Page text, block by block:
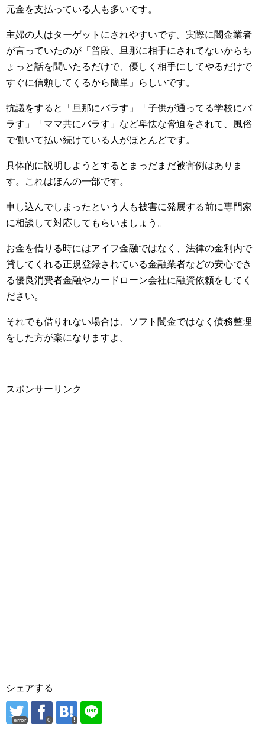
元金を支払っている人も多いです。
主婦の人はターゲットにされやすいです。実際に闇金業者
が言っていたのが「普段、旦那に相手にされてないからち
ょっと話を聞いたるだけで、優しく相手にしてやるだけで
すぐに信頼してくるから簡単」らしいです。
抗議をすると「旦那にバラす」「子供が通ってる学校にバ
ラす」「ママ共にバラす」など卑怯な脅迫をされて、風俗
で働いて払い続けている人がほとんどです。
具体的に説明しようとするとまっだまだ被害例はありま
す。これはほんの一部です。
申し込んでしまったという人も被害に発展する前に専門家
に相談して対応してもらいましょう。
お金を借りる時にはアイフ金融ではなく、法律の金利内で
貸してくれる正規登録されている金融業者などの安心でき
る優良消費者金融やカードローン会社に融資依頼をしてく
ださい。
それでも借りれない場合は、ソフト闇金ではなく債務整理
をした方が楽になりますよ。
スポンサーリンク
シェアする
error 0